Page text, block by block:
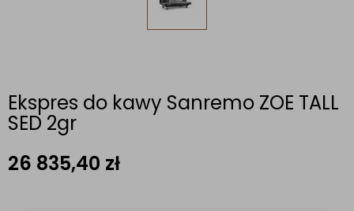
Ekspres do kawy Sanremo ZOE TALL
SED 2gr
26 835,40 zł